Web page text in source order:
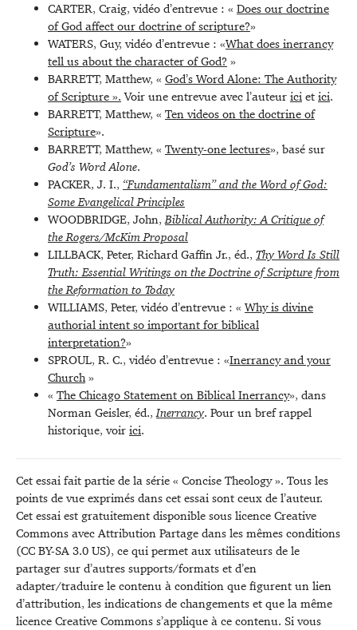
CARTER, Craig, vidéo d’entrevue : « Does our doctrine
of God affect our doctrine of scripture?»
WATERS, Guy, vidéo d’entrevue : «What does inerrancy
tell us about the character of God? »
BARRETT, Matthew, « God’s Word Alone: The Authority
of Scripture ». Voir une entrevue avec l’auteur ici et ici.
BARRETT, Matthew, « Ten videos on the doctrine of
Scripture».
BARRETT, Matthew, « Twenty-one lectures», basé sur
God’s Word Alone.
PACKER, J. I., “Fundamentalism” and the Word of God:
Some Evangelical Principles
WOODBRIDGE, John,Biblical Authority: A Critique of
the Rogers/McKim Proposal
LILLBACK, Peter, Richard Gaffin Jr., éd., Thy Word Is Still
Truth: Essential Writings on the Doctrine of Scripture from
the Reformation to Today
WILLIAMS, Peter, vidéo d’entrevue : « Why is divine
authorial intent so important for biblical
interpretation?»
SPROUL, R. C., vidéo d’entrevue : «Inerrancy and your
Church»
« The Chicago Statement on Biblical Inerrancy», dans
Norman Geisler, éd.,Inerrancy. Pour un bref rappel
historique, voir ici.
Cet essai fait partie de la série « Concise Theology ». Tous les
points de vue exprimés dans cet essai sont ceux de l’auteur.
Cet essai est gratuitement disponible sous licence Creative
Commons avec Attribution Partage dans les mêmes conditions
(CC BY-SA 3.0 US), ce qui permet aux utilisateurs de le
partager sur d’autres supports/formats et d’en
adapter/traduire le contenu à condition que figurent un lien
d’attribution, les indications de changements et que la même
licence Creative Commons s’applique à ce contenu. Si vous